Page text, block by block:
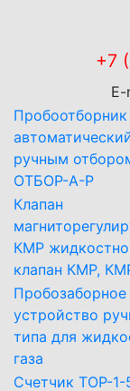
+7
E-
Пробоотборник
ручным
ОТБОР-А-Р
Клапан
КМР
клапан КМР,
Пробозаборное
устройство
типа для
газа
Счетчик ТОР-1-